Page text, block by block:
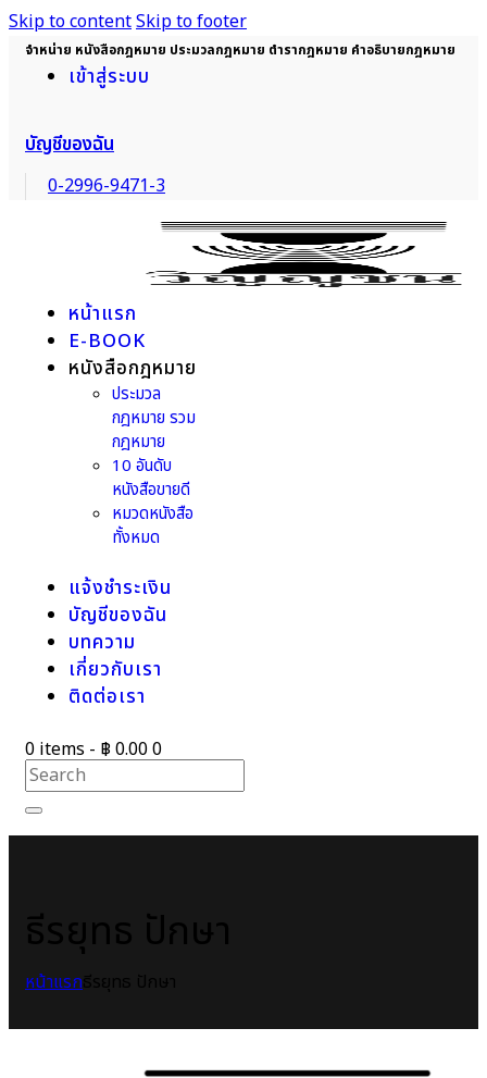
Skip to contentSkip to footer
จำหน่าย หนังสือกฎหมาย ประมวลกฎหมาย ตำรากฎหมาย คำอธิบายกฎหมาย
เข้าสู่ระบบ
บัญชีของฉัน
0-2996-9471-3
หน้าแรก
E-BOOK
หนังสือกฎหมาย
ประมวล
กฎหมาย รวม
กฎหมาย
10 อันดับ
หนังสือขายดี
หมวดหนังสือ
ทั้งหมด
แจ้งชำระเงิน
บัญชีของฉัน
บทความ
เกี่ยวกับเรา
ติดต่อเรา
0 items - ฿ 0.000
หน้าแรก